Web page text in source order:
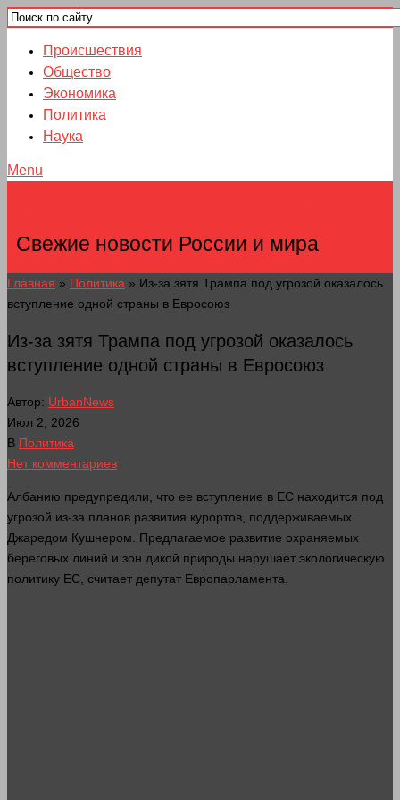
Происшествия
Общество
Экономика
Политика
Наука
Menu
Свежие новости России и мира
Главная » Политика » Из-за зятя Трампа под угрозой оказалось
вступление одной страны в Евросоюз
Из-за зятя Трампа под угрозой оказалось
вступление одной страны в Евросоюз
Автор: UrbanNews
Июл 2, 2026
В Политика
Нет комментариев
Албанию предупредили, что ее вступление в ЕС находится под
угрозой из-за планов развития курортов, поддерживаемых
Джаредом Кушнером. Предлагаемое развитие охраняемых
береговых линий и зон дикой природы нарушает экологическую
политику ЕС, считает депутат Европарламента.